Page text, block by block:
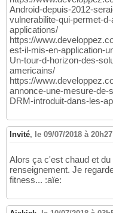
Android-depuis-2012-
vulnerabilite-qui-permet-
applications/
https://
est-il-mis-en-application-
Un-tour-d-horizon-des-
americains/
https://
annonce-une-mesure-de-
DRM-introduit-dans-les-
Invité, le 09/07/2018 à 20h27
Alors ça c'est chaud et
renseignement. Je
fitness... :aïe: